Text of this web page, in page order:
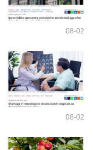
08-02
08-02